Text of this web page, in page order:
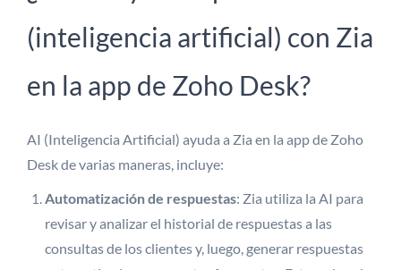
(inteligencia artificial) con Zia
en la app de Zoho Desk?
AI (Inteligencia Artificial) ayuda a Zia en la app de Zoho
Desk de varias maneras, incluye:
Automatización de respuestas: Zia utiliza la AI para
revisar y analizar el historial de respuestas a las
consultas de los clientes y, luego, generar respuestas